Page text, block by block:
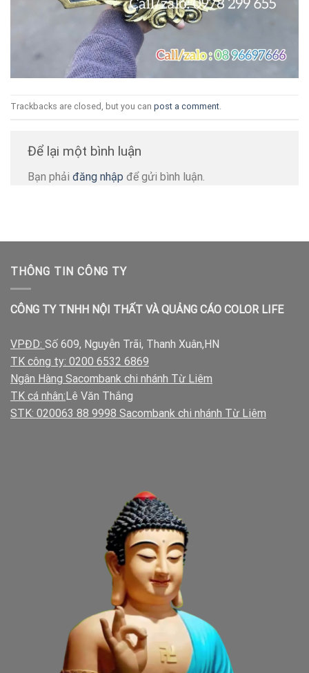
Trackbacks are closed, but you can post a comment.
Để lại một bình luận
Bạn phải đăng nhập để gửi bình luận.
THÔNG TIN CÔNG TY
CÔNG TY TNHH NỘI THẤT VÀ QUẢNG CÁO COLOR LIFE
VPĐD: Số 609, Nguyễn Trãi, Thanh Xuân,HN
TK công ty: 0200 6532 6869
Ngân Hàng Sacombank chi nhánh Từ Liêm
TK cá nhân:Lê Văn Thắng
STK: 020063 88 9998 Sacombank chi nhánh Từ Liêm